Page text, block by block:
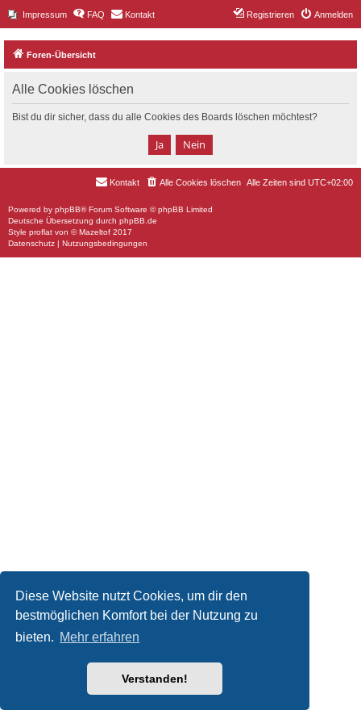
Diese Website nutzt Cookies, um dir den
bestmöglichen Komfort bei der Nutzung zu
bieten. Mehr erfahren
Verstanden!
Impressum FAQ Kontakt Anmelden
Registrieren
Foren-Übersicht
Alle Cookies löschen
Bist du dir sicher, dass du alle Cookies des Boards löschen möchtest?
Alle Zeiten sind UTC+02:00
Alle Cookies löschen
Kontakt
Powered by phpBB® Forum Software © phpBB Limited
Deutsche Übersetzung durch phpBB.de
Style proflat von ©Mazeltof 2017
Datenschutz | Nutzungsbedingungen